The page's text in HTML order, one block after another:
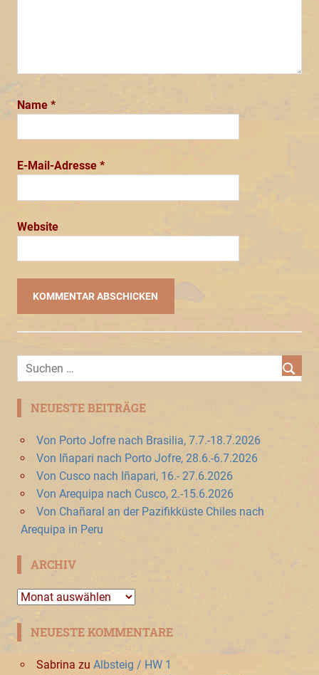
Name *
E-Mail-Adresse *
Website
NEUESTE BEITRÄGE
Von Porto Jofre nach Brasilia, 7.7.-18.7.2026
Von Iñapari nach Porto Jofre, 28.6.-6.7.2026
Von Cusco nach Iñapari, 16.- 27.6.2026
Von Arequipa nach Cusco, 2.-15.6.2026
Von Chañaral an der Pazifikküste Chiles nach
Arequipa in Peru
ARCHIV
Archiv
NEUESTE KOMMENTARE
Sabrina zu Albsteig / HW 1